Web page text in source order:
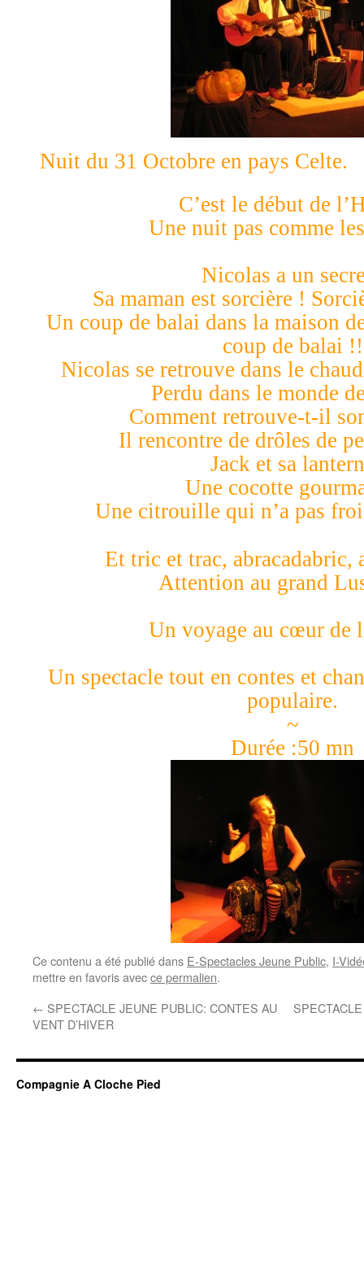
Nuit du 31 Octobre en pays Celte.
C’est le début de
Une nuit pas comme
Nicolas a un
Sa maman est sorcière !
Un coup de balai dans la maison
coup de balai !!
Nicolas se retrouve dans le
Perdu dans le monde
Comment retrouve-t-il
Il rencontre de drôles de
Jack et sa
Une cocotte
Une citrouille qui n’a pas
Et tric et trac, abracadabric,
Attention au grand
Un voyage au cœur
Un spectacle tout en contes et
populaire.
~
Durée :50 mn
Ce contenu a été publié dans E-Spectacles Jeune Public, I-
mettre en favoris avecce permalien.
← SPECTACLE JEUNE PUBLIC: CONTES AU
VENT D’HIVER
Compagnie A Cloche Pied